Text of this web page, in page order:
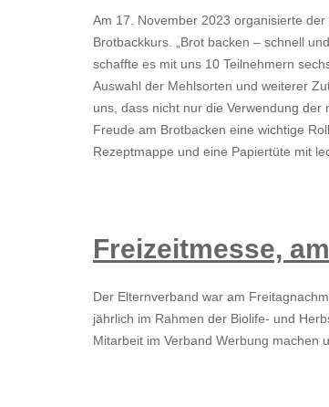
Am 17. November 2023 organisierte
Brotbackkurs. „Brot backen – schnell
schaffte es mit uns 10 Teilnehmern
Auswahl der Mehlsorten und weiterer
uns, dass nicht nur die Verwendung
Freude am Brotbacken eine wichtige
Rezeptmappe und eine Papiertüte mit
Freizeitmesse,
Der Elternverband war am
jährlich im Rahmen der Biolife- und
Mitarbeit im Verband Werbung machen